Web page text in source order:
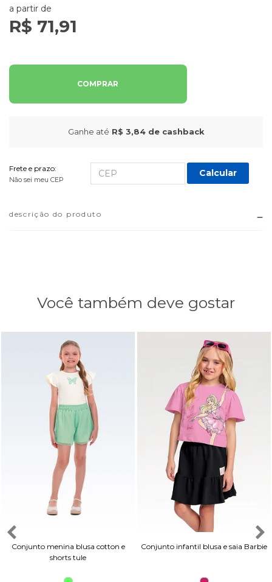
a partir de
R$ 71,91
COMPRAR
Ganhe até R$ 3,84de cashback
Frete e prazo:
Não sei meu CEP
Calcular
descrição do produto
Você também deve gostar
Conjunto menina blusa cotton e
shorts tule
Conjunto infantil blusa e saia Barbie